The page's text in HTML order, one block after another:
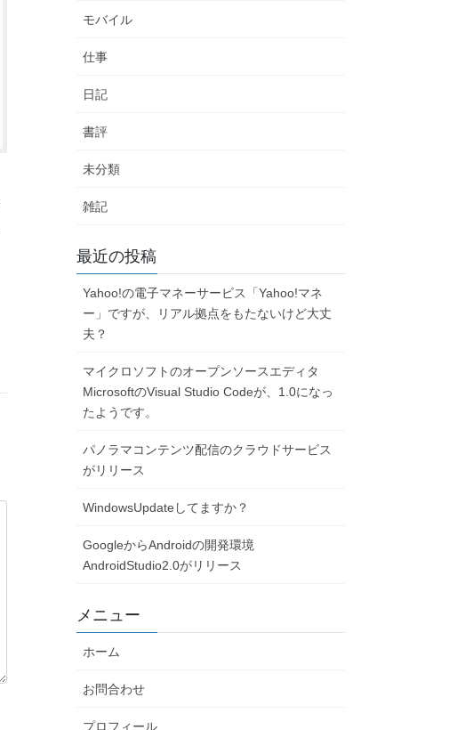
モバイル
仕事
日記
書評
未分類
雑記
最近の投稿
Yahoo!の電子マネーサービス「Yahoo!マネ
ー」ですが、リアル拠点をもたないけど大丈
夫？
マイクロソフトのオープンソースエディタ
MicrosoftのVisual Studio Codeが、1.0になっ
たようです。
パノラマコンテンツ配信のクラウドサービス
がリリース
WindowsUpdateしてますか？
GoogleからAndroidの開発環境
AndroidStudio2.0がリリース
メニュー
ホーム
お問合わせ
プロフィール